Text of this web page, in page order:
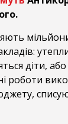
діти, або
роботи